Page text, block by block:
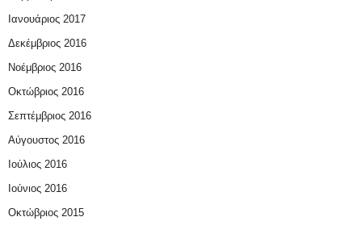
Ιανουάριος 2017
Δεκέμβριος 2016
Νοέμβριος 2016
Οκτώβριος 2016
Σεπτέμβριος 2016
Αύγουστος 2016
Ιούλιος 2016
Ιούνιος 2016
Οκτώβριος 2015